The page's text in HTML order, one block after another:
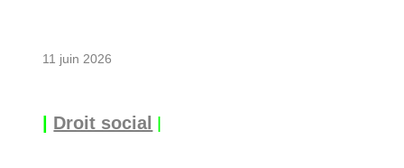
11 juin 2026
| Droit social |